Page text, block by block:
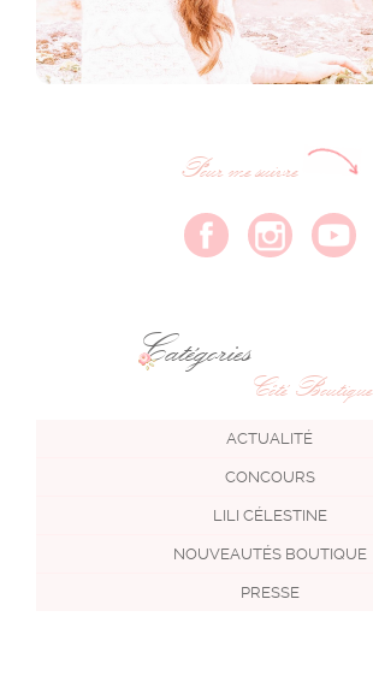
Pour me suivre
Catégories
Côté Boutique
ACTUALITÉ
CONCOURS
LILI CÉLESTINE
NOUVEAUTÉS BOUTIQUE
PRESSE